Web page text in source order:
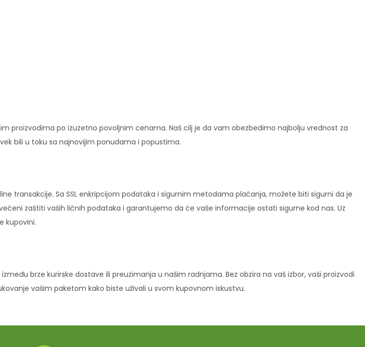
proizvodima po izuzetno povoljnim cenama. Naš cilj je da vam obezbedimo najbolju vrednost za
bili u toku sa najnovijim ponudama i popustima.
transakcije. Sa SSL enkripcijom podataka i sigurnim metodama plaćanja, možete biti sigurni da je
zaštiti vaših ličnih podataka i garantujemo da će vaše informacije ostati sigurne kod nas. Uz
kupovini.
brze kurirske dostave ili preuzimanja u našim radnjama. Bez obzira na vaš izbor, vaši proizvodi
vašim paketom kako biste uživali u svom kupovnom iskustvu.